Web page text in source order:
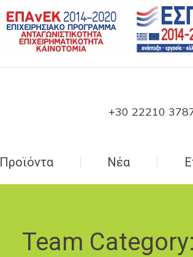
+30 22210
Προϊόντα Νέα
Team Category: